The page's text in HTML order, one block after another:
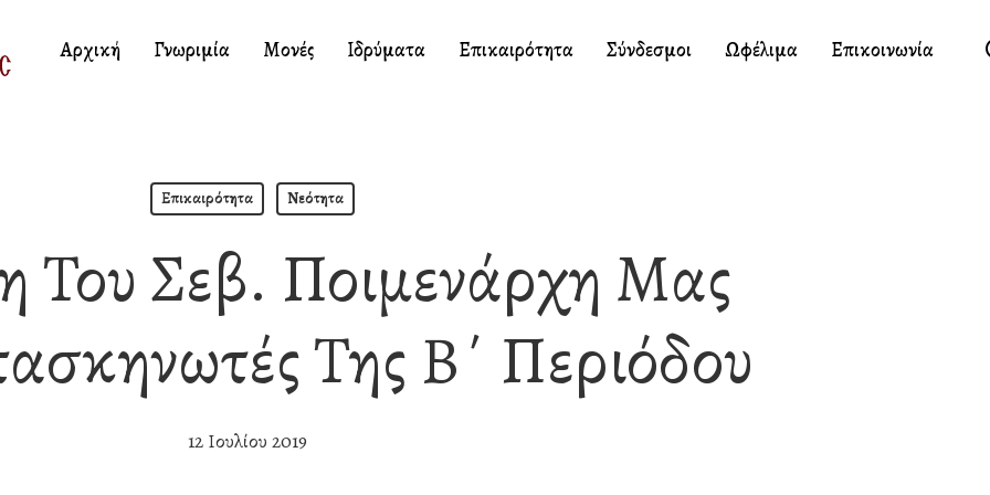
Αρχική Γνωριμία Μονές Ιδρύματα Επικαιρότητα Σύνδεσμοι Ωφέλιμα Επικοινωνία
Επικαιρότητα Νεότητα
Του Σεβ. Ποιμενάρχη Μας
Της Β΄ Περιόδου
12 Ιουλίου 2019